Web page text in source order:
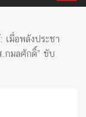
เมื่อพลังประชา
.กมลศักดิ์” ขับ